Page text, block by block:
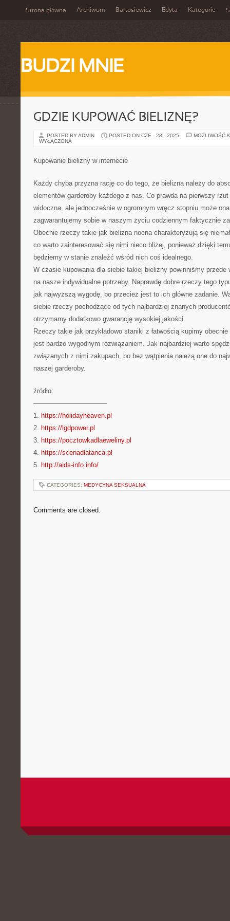
Strona główna Archiwum Bartosiewicz Edyta Kategorie
BUDZI MNIE
GDZIE KUPOWAĆ BIELIZNĘ?
POSTED BY ADMIN POSTED ON CZE - 28 - 2025
MOŻLIWOŚĆ
WYŁĄCZONA
Kupowanie bielizny w internecie
Każdy chyba przyzna rację co do tego, że bielizna należy do
elementów garderoby każdego z nas. Co prawda na pierwszy
widoczna, ale jednocześnie w ogromnym wręcz stopniu może
zagwarantujemy sobie w naszym życiu codziennym faktycznie
Obecnie rzeczy takie jak bielizna nocna charakteryzują się
co warto zainteresować się nimi nieco bliżej, ponieważ dzięki
będziemy w stanie znaleźć wśród nich coś idealnego.
W czasie kupowania dla siebie takiej bielizny powinniśmy
na nasze indywidualne potrzeby. Naprawdę dobre rzeczy tego
jak najwyższą wygodę, bo przecież jest to ich główne zadanie.
siebie rzeczy pochodzące od tych najbardziej znanych
otrzymamy dodatkowo gwarancję wysokiej jakości.
Rzeczy takie jak przykładowo staniki z łatwością kupimy
jest bardzo wygodnym rozwiązaniem. Jak najbardziej warto
związanych z nimi zakupach, bo bez wątpienia należą one do
naszej garderoby.
źródło:
———————————
1. https://holidayheaven.pl
2. https://lgdpower.pl
3. https://pocztowkadlaeweliny.pl
4. https://scenadlatanca.pl
5. http://aids-info.info/
CATEGORIES: MEDYCYNA SEKSUALNA
Comments are closed.